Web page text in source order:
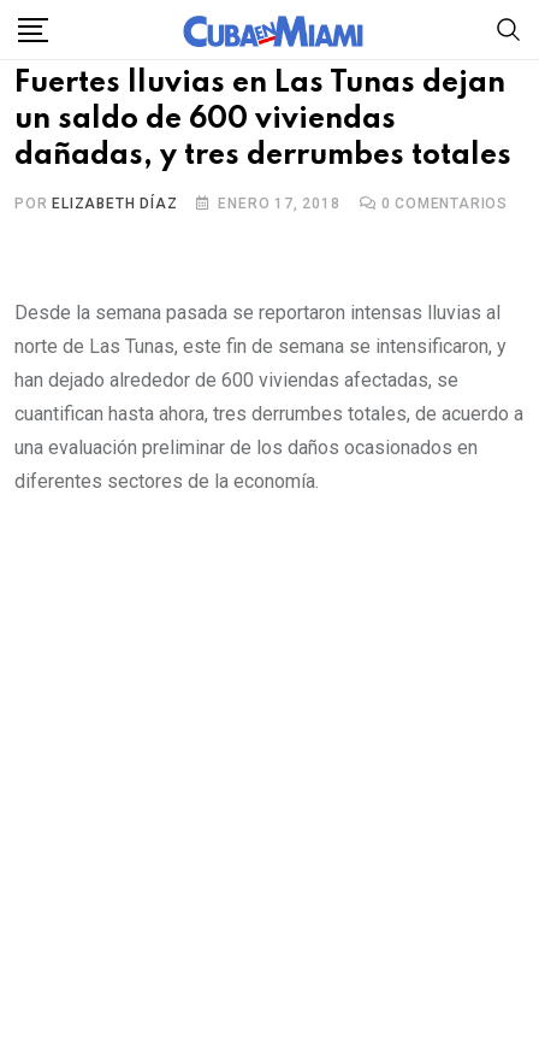
Skip
content
Fuertes lluvias en Las Tunas dejan
un saldo de 600 viviendas
dañadas, y tres derrumbes totales
POR ELIZABETH DÍAZ ENERO 17, 2018 0 COMENTARIOS
Desde la semana pasada se reportaron intensas lluvias al
norte de Las Tunas, este fin de semana se intensificaron, y
han dejado alrededor de 600 viviendas afectadas, se
cuantifican hasta ahora, tres derrumbes totales, de acuerdo a
una evaluación preliminar de los daños ocasionados en
diferentes sectores de la economía.